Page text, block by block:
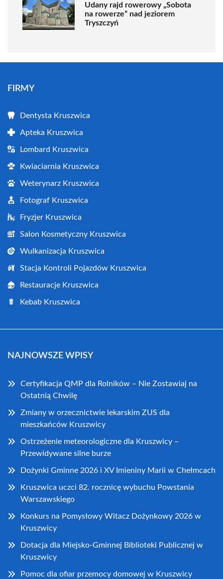
Udany rajd rowerowy „Sobota
na rowerze” nad jeziorem
Tryszczyń
FIRMY
Dentysta Kruszwica
Apteka Kruszwica
Lombard Kruszwica
Kwiaciarnia Kruszwica
Weterynarz Kruszwica
Fotograf Kruszwica
Fryzjer Kruszwica
Salon Kosmetyczny Kruszwica
Wulkanizacja Kruszwica
Stacja Kontroli Pojazdów Kruszwica
Restauracje Kruszwica
Kebab Kruszwica
NAJNOWSZE WPISY
Certyfikacja QMP dla Rolników – Nie Zostawiaj na
Ostatnią Chwilę
Zmiany w orzecznictwie lekarskim ZUS dla
mieszkańców Kruszwicy
Ostrzeżenie meteorologiczne dla Kruszwicy –
Przewidywane silne burze
Dożynki Gminne 2026 i XV Imieniny Marii w Chełmcach
Kruszwica uczci 82. rocznicę wybuchu Powstania
Warszawskiego
Konkurs na Pomysłowy Witacz Dożynkowy 2026 w
Kruszwicy
Dotacja dla Miejsko-Gminnej Biblioteki Publicznej w
Kruszwicy
Pomoc dla ofiar przemocy domowej w Kruszwicy